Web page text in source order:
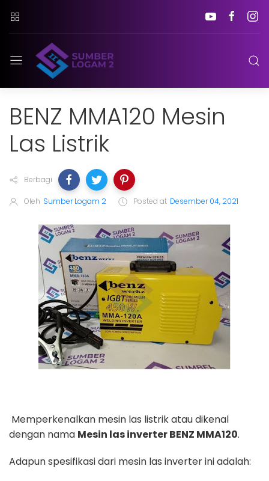
BENZ MMA120 Mesin
Las Listrik
Berbagi
Oleh Sumber Logam 2 Posted at Desember 04, 2021
Memperkenalkan mesin las listrik atau dikenal
dengan nama Mesin las inverter BENZ MMA120.
Adapun spesifikasi dari mesin las inverter ini adalah: